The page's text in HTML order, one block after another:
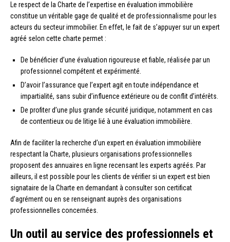
Le respect de la Charte de l’expertise en évaluation immobilière
constitue un véritable gage de qualité et de professionnalisme pour les
acteurs du secteur immobilier. En effet, le fait de s’appuyer sur un expert
agréé selon cette charte permet :
De bénéficier d’une évaluation rigoureuse et fiable, réalisée par un
professionnel compétent et expérimenté.
D’avoir l’assurance que l’expert agit en toute indépendance et
impartialité, sans subir d’influence extérieure ou de conflit d’intérêts.
De profiter d’une plus grande sécurité juridique, notamment en cas
de contentieux ou de litige lié à une évaluation immobilière.
Afin de faciliter la recherche d’un expert en évaluation immobilière
respectant la Charte, plusieurs organisations professionnelles
proposent des annuaires en ligne recensant les experts agréés. Par
ailleurs, il est possible pour les clients de vérifier si un expert est bien
signataire de la Charte en demandant à consulter son certificat
d’agrément ou en se renseignant auprès des organisations
professionnelles concernées.
Un outil au service des professionnels et